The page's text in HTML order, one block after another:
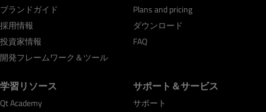
ブランドガイド
採用情報
投資家情報
開発フレームワーク＆ツール
Plans and pricing
ダウンロード
FAQ
学習リソース
Qt Academy
サポート＆サービス
サポート